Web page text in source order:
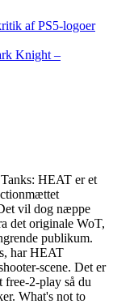
af PS5-logoer
Knight –
HEAT er et
vil dog næppe
det originale WoT,
publikum.
har HEAT
scene. Det er
2-play så du
What's not to